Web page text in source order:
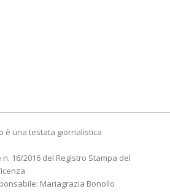
è una testata giornalistica
16/2016 del Registro Stampa del
Mariagrazia Bonollo